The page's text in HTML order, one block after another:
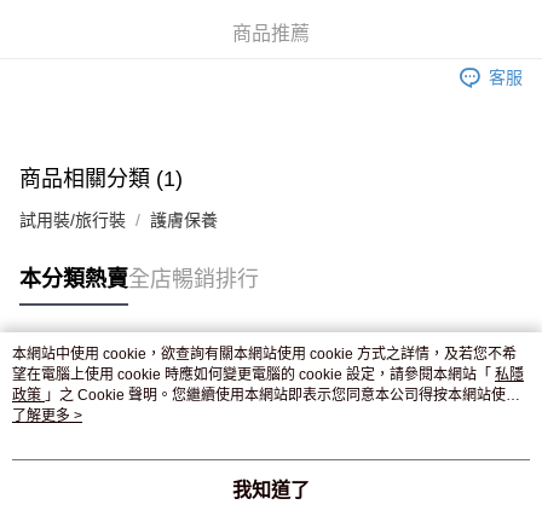
付款後門市自取，訂單確認後2-4個工作天到店，7天內取。逾期後
商品推薦
客服
商品相關分類 (1)
試用裝/旅行裝 護膚保養
本分類熱賣全店暢銷排行
熱門標籤
熱銷排行
本網站中使用 cookie，欲查詢有關本網站使用 cookie 方式之詳情，及若您不希
望在電腦上使用 cookie 時應如何變更電腦的 cookie 設定，請參閱本網站「 私隱
政策 」之 Cookie 聲明。您繼續使用本網站即表示您同意本公司得按本網站使用
條款之 Cookie 聲明使用 cookie。
了解更多 >
我知道了